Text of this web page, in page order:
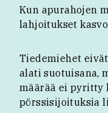
Kun apurahojen
lahjoitukset
Tiedemiehet
alati suotuisana,
määrää ei pyritty
pörssisijoituksia